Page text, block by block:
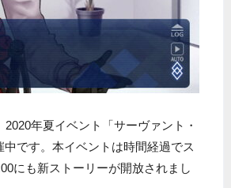
2020年夏イベント「サーヴァント・
です。本イベントは時間経過でス
にも新ストーリーが開放されまし